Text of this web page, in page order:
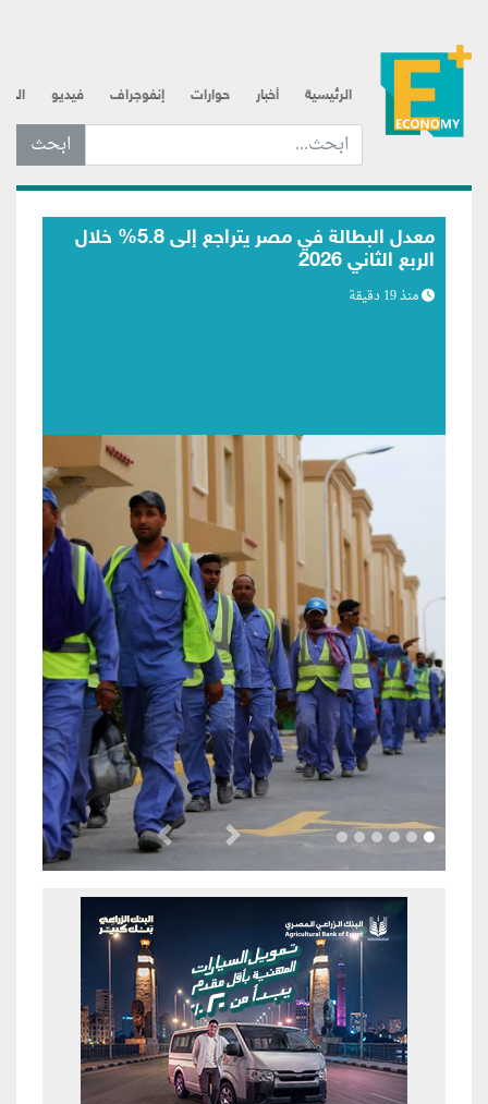
الرئيسية أخبار حوارات إنفوجراف فيديو
ابحث عن... :
مصر تستهدف جذب استثمارات برازيلية في
قطاعي الطاقة المتجددة والصناعة
منذ 53 دقيقة
Previous